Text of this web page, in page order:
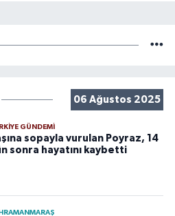
06 Ağustos 2025
GÜNDEMI
sopayla vurulan Poyraz, 14
sonra hayatını kaybetti